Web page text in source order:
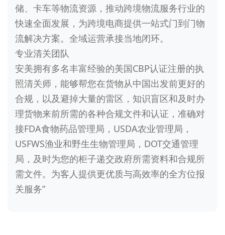
储、卡车等物流资源，推动跨境物流服务行业的
快速全面发展，为跨境电商提供一站式门到门物
流解决方案。全域运营承接当地闭环。
专业清关团队
安美拥有多名丰富经验的美国CBP认证注册的执
照清关师，能够帮您在货物从中国出发前更好的
合规，以及避掉大量的雷区，知识盲区和及时办
理货物来前所需的各种合规文件和认证，准确对
接FDA食物药品管理局，USDA农业管理局，
USFWS渔业和野生生物管理局，DOT交通管理
局，及时为您的柜子递交政府所需资料和合规所
需文件。为客人提供更优质与高效率的全方位报
关服务”